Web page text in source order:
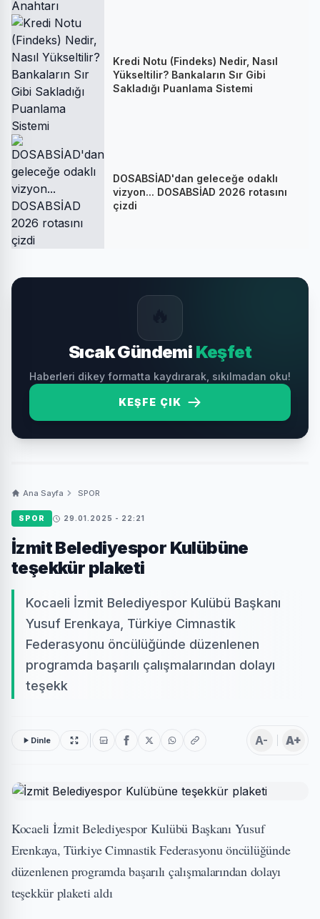
Kredi Notu (Findeks) Nedir, Nasıl
Yükseltilir? Bankaların Sır Gibi
Sakladığı Puanlama Sistemi
DOSABSİAD'dan geleceğe odaklı
vizyon... DOSABSİAD 2026 rotasını
çizdi
Sıcak Gündemi Keşfet
Haberleri dikey formatta kaydırarak, sıkılmadan oku!
KEŞFE ÇIK
Ana Sayfa SPOR
SPOR 29.01.2025 - 22:21
İzmit Belediyespor Kulübüne
teşekkür plaketi
Kocaeli İzmit Belediyespor Kulübü Başkanı
Yusuf Erenkaya, Türkiye Cimnastik
Federasyonu öncülüğünde düzenlenen
programda başarılı çalışmalarından dolayı
teşekk
Dinle A- A+
Kocaeli İzmit Belediyespor Kulübü Başkanı Yusuf
Erenkaya, Türkiye Cimnastik Federasyonu öncülüğünde
düzenlenen programda başarılı çalışmalarından dolayı
teşekkür plaketi aldı